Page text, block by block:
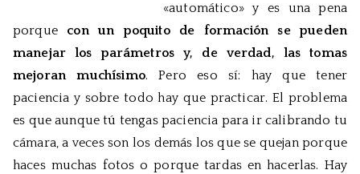
«automático» y es una pena
porque con un poquito de formación se pueden
manejar los parámetros y, de verdad, las tomas
mejoran muchísimo. Pero eso sí: hay que tener
paciencia y sobre todo hay que practicar. El problema
es que aunque tú tengas paciencia para ir calibrando tu
cámara, a veces son los demás los que se quejan porque
haces muchas fotos o porque tardas en hacerlas. Hay